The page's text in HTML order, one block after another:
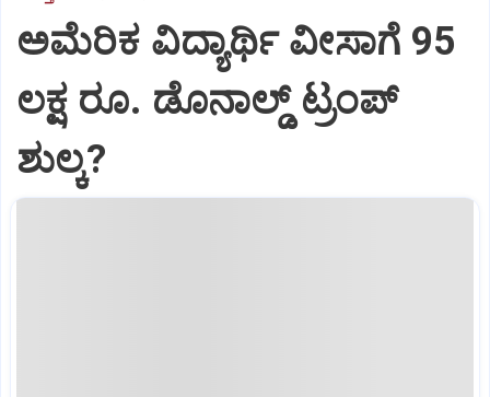
ಅಮೆರಿಕ ವಿದ್ಯಾರ್ಥಿ ವೀಸಾಗೆ 95
ಲಕ್ಷ ರೂ. ಡೊನಾಲ್ಡ್ ಟ್ರಂಪ್
ಶುಲ್ಕ?